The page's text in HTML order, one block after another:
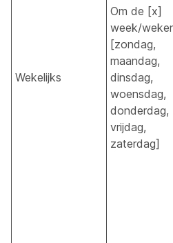
Wekelijks
Om de [x]
week/
[zondag,
maandag,
dinsdag,
woensdag,
donderdag,
vrijdag,
zaterdag]